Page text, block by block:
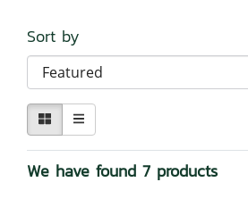
Sort by
We have found 7 products